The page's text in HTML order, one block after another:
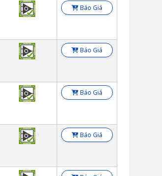
Báo Giá
Báo Giá
Báo Giá
Báo Giá